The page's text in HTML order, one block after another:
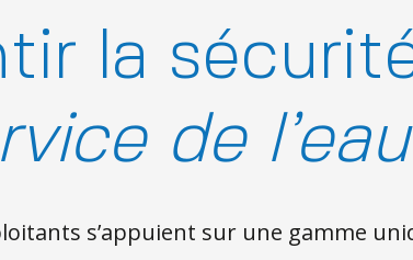
la
de l’eau
s’appuient sur une gamme